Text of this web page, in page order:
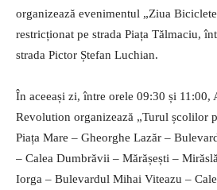
organizează evenimentul „Ziua
restricționat pe strada Piața Tălmaciu,
strada Pictor Ștefan Luchian.
În aceeași zi, între orele 09:30 și 11:00,
Revolution organizează „Turul școlilor
Piața Mare – Gheorghe Lazăr –
– Calea Dumbrăvii – Mărășești –
Iorga – Bulevardul Mihai Viteazu –